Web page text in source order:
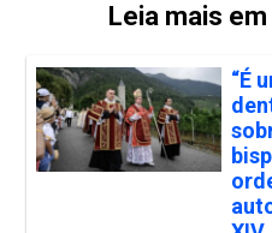
Leia mais
“É